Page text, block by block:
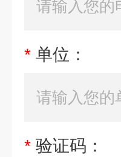
* 单位：
* 验证码：